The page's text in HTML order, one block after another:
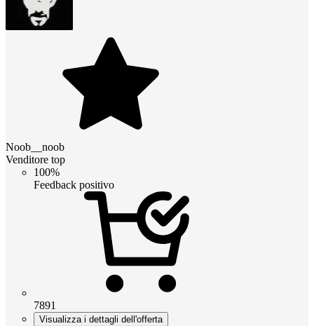
Noob__noob
Venditore top
100%
Feedback positivo
7891
Visualizza i dettagli dell'offerta